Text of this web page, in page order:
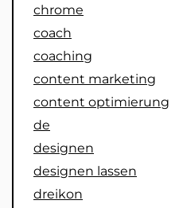
chrome
coach
coaching
content marketing
content optimierung
de
designen
designen lassen
dreikon